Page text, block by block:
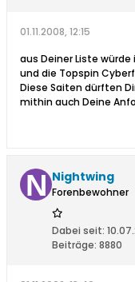
01.11.2008, 12:15
aus Deiner Liste würde
und die Topspin
Diese Saiten dürften
mithin auch Deine
Nightwing
Forenbewohner
Dabei seit:
Beiträge: 8880